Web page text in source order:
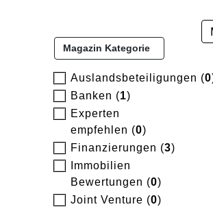
Magazin Kategorie
Auslandsbeteiligungen (0
Banken (1)
Experten
empfehlen (0)
Finanzierungen (3)
Immobilien
Bewertungen (0)
Joint Venture (0)